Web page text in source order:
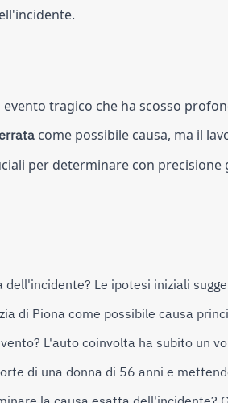
tragico che ha scosso
come possibile causa, ma il
per determinare con
dell'incidente? Le ipotesi iniziali
di Piona come possibile causa
L'auto coinvolta ha subito un
di una donna di 56 anni e